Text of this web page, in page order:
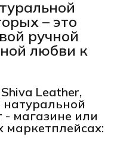
– это
ручной
любви к
Leather,
натуральной
магазине или